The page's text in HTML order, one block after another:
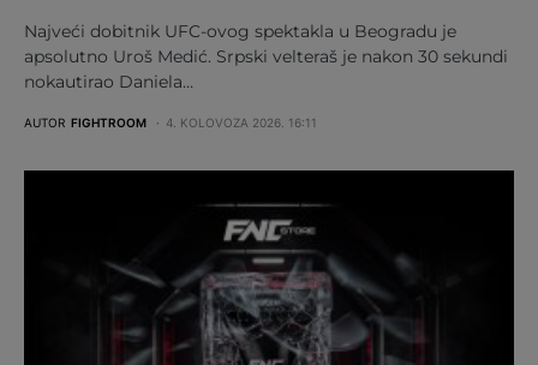
Najveći dobitnik UFC-ovog spektakla u Beogradu je
apsolutno Uroš Medić. Srpski velteraš je nakon 30 sekundi
nokautirao Daniela…
AUTOR FIGHTROOM 4. KOLOVOZA 2026. 16:11